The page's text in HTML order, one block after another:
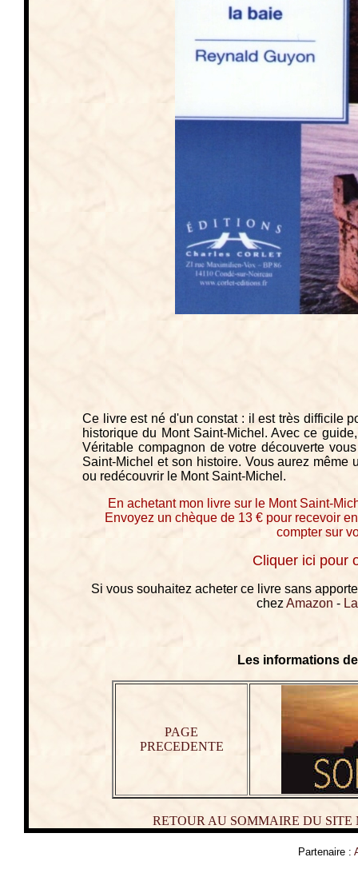
Ce livre est né d'un constat : il est très difficile
historique du Mont Saint-Michel. Avec ce
Véritable compagnon de votre découverte
Saint-Michel et son histoire. Vous aurez
ou redécouvrir le Mont Saint-Michel.
En achetant mon livre sur le Mont Saint-
Envoyez un chèque de 13 € pour recevoir
compter sur
Cliquer ici pour
Si vous souhaitez acheter ce livre sans
chez Amazon -
Les informations
PAGE
PRECEDENTE
RETOUR AU SOMMAIRE DU
Partenaire :